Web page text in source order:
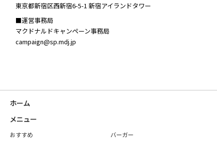
東京都新宿区西新宿6-5-1 新宿アイランドタワー
■運営事務局
マクドナルドキャンペーン事務局
campaign@sp.mdj.jp
ホーム
メニュー
おすすめ
バーガー